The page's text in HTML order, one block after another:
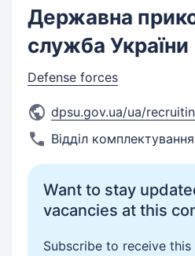
Державна
служба України
Defense forces
dpsu.gov.ua/ua/
Відділ комплектування
Want to stay
vacancies at this
Subscribe to receive this